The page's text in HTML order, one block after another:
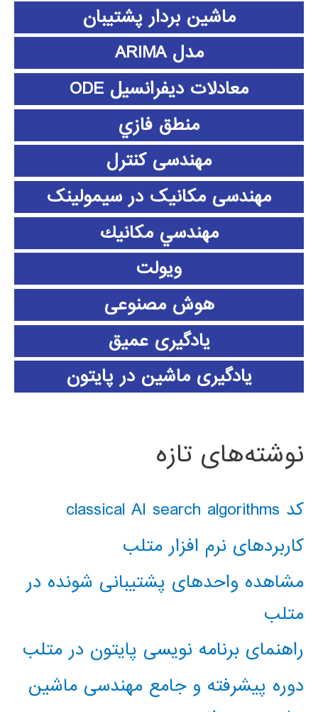
ماشین بردار پشتیبان
مدل ARIMA
معادلات دیفرانسیل ODE
منطق فازي
مهندسی کنترل
مهندسی مکانیک در سیمولینک
مهندسي مكانيك
ویولت
هوش مصنوعی
یادگیری عمیق
یادگیری ماشین در پایتون
نوشته‌های تازه
کد classical AI search algorithms
کاربردهای نرم افزار متلب
مشاهده واحدهای پشتیبانی شونده در
متلب
راهنمای برنامه نویسی پایتون در متلب
دوره پیشرفته و جامع مهندسی ماشین